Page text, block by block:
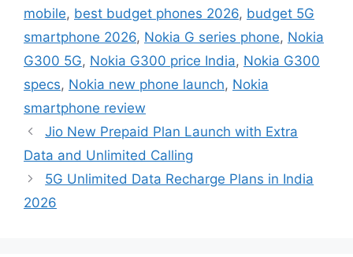
mobile, best budget phones 2026, budget 5G
smartphone 2026, Nokia G series phone, Nokia
G300 5G, Nokia G300 price India, Nokia G300
specs, Nokia new phone launch, Nokia
smartphone review
Jio New Prepaid Plan Launch with Extra
Data and Unlimited Calling
5G Unlimited Data Recharge Plans in India
2026